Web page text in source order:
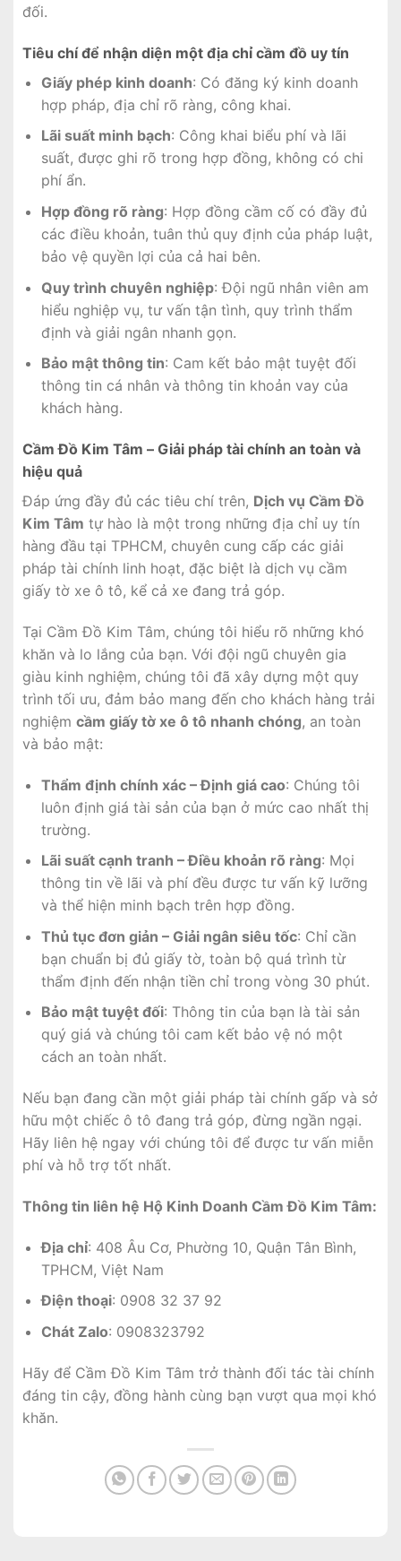
đối.
Tiêu chí để nhận diện một địa chỉ cầm đồ uy tín
Giấy phép kinh doanh: Có đăng ký kinh doanh
hợp pháp, địa chỉ rõ ràng, công khai.
Lãi suất minh bạch: Công khai biểu phí và lãi
suất, được ghi rõ trong hợp đồng, không có chi
phí ẩn.
Hợp đồng rõ ràng: Hợp đồng cầm cố có đầy đủ
các điều khoản, tuân thủ quy định của pháp luật,
bảo vệ quyền lợi của cả hai bên.
Quy trình chuyên nghiệp: Đội ngũ nhân viên am
hiểu nghiệp vụ, tư vấn tận tình, quy trình thẩm
định và giải ngân nhanh gọn.
Bảo mật thông tin: Cam kết bảo mật tuyệt đối
thông tin cá nhân và thông tin khoản vay của
khách hàng.
Cầm Đồ Kim Tâm – Giải pháp tài chính an toàn và
hiệu quả
Đáp ứng đầy đủ các tiêu chí trên, Dịch vụ Cầm Đồ
Kim Tâm tự hào là một trong những địa chỉ uy tín
hàng đầu tại TPHCM, chuyên cung cấp các giải
pháp tài chính linh hoạt, đặc biệt là dịch vụ cầm
giấy tờ xe ô tô, kể cả xe đang trả góp.
Tại Cầm Đồ Kim Tâm, chúng tôi hiểu rõ những khó
khăn và lo lắng của bạn. Với đội ngũ chuyên gia
giàu kinh nghiệm, chúng tôi đã xây dựng một quy
trình tối ưu, đảm bảo mang đến cho khách hàng trải
nghiệm cầm giấy tờ xe ô tô nhanh chóng, an toàn
và bảo mật:
Thẩm định chính xác – Định giá cao: Chúng tôi
luôn định giá tài sản của bạn ở mức cao nhất thị
trường.
Lãi suất cạnh tranh – Điều khoản rõ ràng: Mọi
thông tin về lãi và phí đều được tư vấn kỹ lưỡng
và thể hiện minh bạch trên hợp đồng.
Thủ tục đơn giản – Giải ngân siêu tốc: Chỉ cần
bạn chuẩn bị đủ giấy tờ, toàn bộ quá trình từ
thẩm định đến nhận tiền chỉ trong vòng 30 phút.
Bảo mật tuyệt đối: Thông tin của bạn là tài sản
quý giá và chúng tôi cam kết bảo vệ nó một
cách an toàn nhất.
Nếu bạn đang cần một giải pháp tài chính gấp và sở
hữu một chiếc ô tô đang trả góp, đừng ngần ngại.
Hãy liên hệ ngay với chúng tôi để được tư vấn miễn
phí và hỗ trợ tốt nhất.
Thông tin liên hệ Hộ Kinh Doanh Cầm Đồ Kim Tâm:
Địa chỉ: 408 Âu Cơ, Phường 10, Quận Tân Bình,
TPHCM, Việt Nam
Điện thoại: 0908 32 37 92
Chát Zalo: 0908323792
Hãy để Cầm Đồ Kim Tâm trở thành đối tác tài chính
đáng tin cậy, đồng hành cùng bạn vượt qua mọi khó
khăn.